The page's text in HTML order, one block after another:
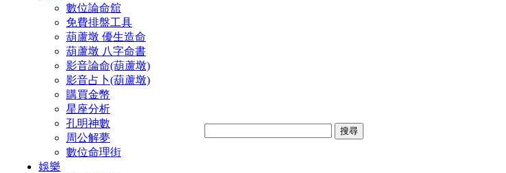
數位論命舘
免費排盤工具
葫蘆墩 優生造命
葫蘆墩 八字命書
影音論命(葫蘆墩)
影音占卜(葫蘆墩)
購買金幣
星座分析
孔明神數
周公解夢
數位命理街
娛樂